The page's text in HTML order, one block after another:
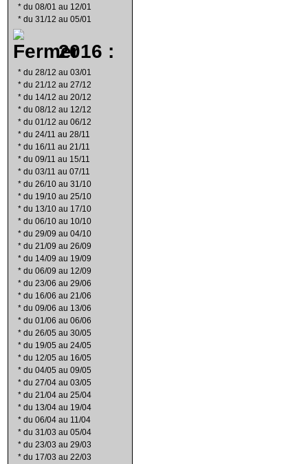
* du 08/01 au 12/01
* du 31/12 au 05/01
2016 :
* du 28/12 au 03/01
* du 21/12 au 27/12
* du 14/12 au 20/12
* du 08/12 au 12/12
* du 01/12 au 06/12
* du 24/11 au 28/11
* du 16/11 au 21/11
* du 09/11 au 15/11
* du 03/11 au 07/11
* du 26/10 au 31/10
* du 19/10 au 25/10
* du 13/10 au 17/10
* du 06/10 au 10/10
* du 29/09 au 04/10
* du 21/09 au 26/09
* du 14/09 au 19/09
* du 06/09 au 12/09
* du 23/06 au 29/06
* du 16/06 au 21/06
* du 09/06 au 13/06
* du 01/06 au 06/06
* du 26/05 au 30/05
* du 19/05 au 24/05
* du 12/05 au 16/05
* du 04/05 au 09/05
* du 27/04 au 03/05
* du 21/04 au 25/04
* du 13/04 au 19/04
* du 06/04 au 11/04
* du 31/03 au 05/04
* du 23/03 au 29/03
* du 17/03 au 22/03